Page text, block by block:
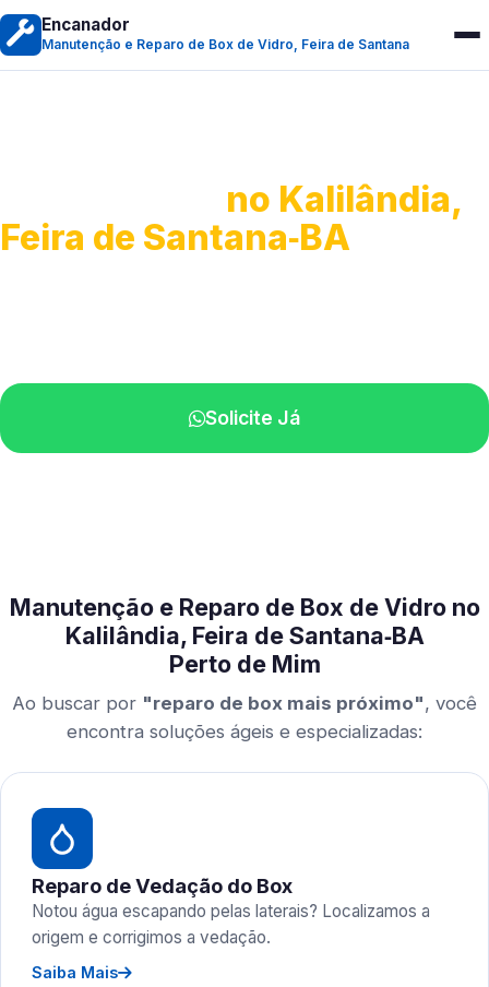
Encanador
Manutenção e Reparo de Box de Vidro, Feira de Santana
no Kalilândia,
Feira de Santana‑BA
Solicite Já
Manutenção e Reparo de Box de Vidro no
Kalilândia, Feira de Santana‑BA
Perto de Mim
Ao buscar por "reparo de box mais próximo", você
encontra soluções ágeis e especializadas:
Reparo de Vedação do Box
Notou água escapando pelas laterais? Localizamos a
origem e corrigimos a vedação.
Saiba Mais